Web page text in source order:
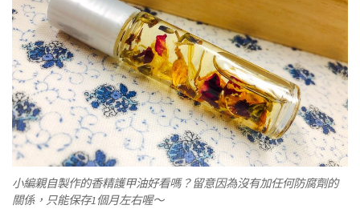
小編親自製作的香精護甲油好看嗎？留意因為沒有加任何防腐劑的
關係，只能保存1個月左右喔～